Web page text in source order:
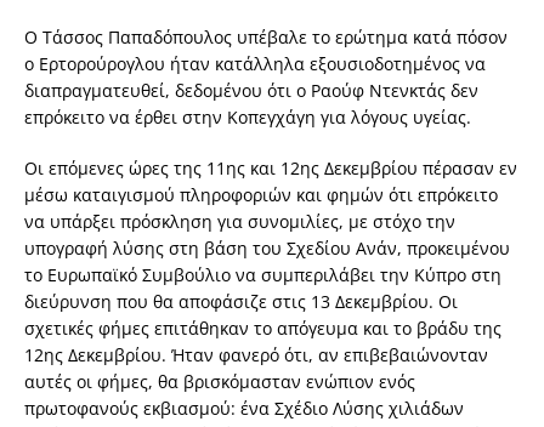
Ο Τάσσος Παπαδόπουλος υπέβαλε το ερώτημα κατά πόσον
ο Ερτορούρογλου ήταν κατάλληλα εξουσιοδοτημένος να
διαπραγματευθεί, δεδομένου ότι ο Ραούφ Ντενκτάς δεν
επρόκειτο να έρθει στην Κοπεγχάγη για λόγους υγείας.
Οι επόμενες ώρες της 11ης και 12ης Δεκεμβρίου πέρασαν εν
μέσω καταιγισμού πληροφοριών και φημών ότι επρόκειτο
να υπάρξει πρόσκληση για συνομιλίες, με στόχο την
υπογραφή λύσης στη βάση του Σχεδίου Ανάν, προκειμένου
το Ευρωπαϊκό Συμβούλιο να συμπεριλάβει την Κύπρο στη
διεύρυνση που θα αποφάσιζε στις 13 Δεκεμβρίου. Οι
σχετικές φήμες επιτάθηκαν το απόγευμα και το βράδυ της
12ης Δεκεμβρίου. Ήταν φανερό ότι, αν επιβεβαιώνονταν
αυτές οι φήμες, θα βρισκόμασταν ενώπιον ενός
πρωτοφανούς εκβιασμού: ένα Σχέδιο Λύσης χιλιάδων